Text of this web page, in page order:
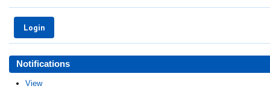
Notifications
View